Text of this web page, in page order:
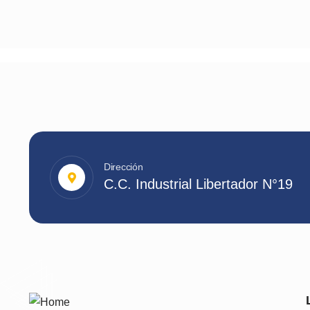
Dirección
C.C. Industrial Libertador N°19